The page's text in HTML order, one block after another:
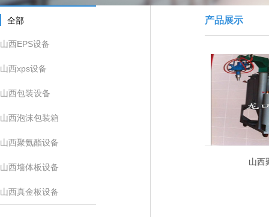
全部
山西EPS设备
山西xps设备
山西包装设备
山西泡沫包装箱
山西聚氨酯设备
山西墙体板设备
山西真金板设备
产品展示
山西